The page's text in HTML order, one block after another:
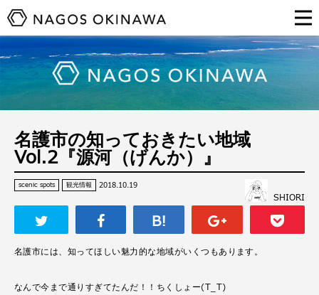
名護市の知っておきたい地域
Vol.2『源河（げんか）』
scenic spots 観光情報 2018.10.19
SHIORI
名護市には、知ってほしい魅力的な地域がいくつもあります。
なんで今まで通りすぎてたんだ！！ちくしょー(T_T)